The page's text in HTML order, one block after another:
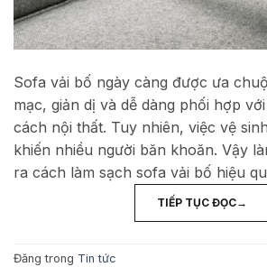
Sofa vải bố ngày càng được ưa
mạc, giản dị và dễ dàng phối hợp
cách nội thất. Tuy nhiên, việc vệ
khiến nhiều người băn khoăn. Vậy
ra cách làm sạch sofa vải bố hiệu
TIẾP TỤC ĐỌC→
Đăng trong Tin tức